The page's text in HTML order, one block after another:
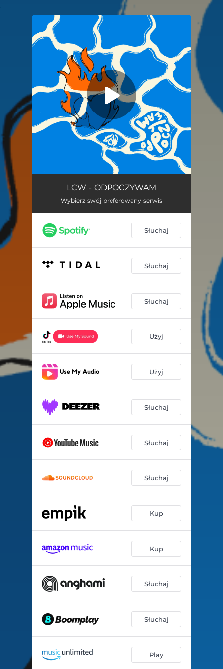
You're all set!
OdpoczywamLCW - ODPOCZYWAM
Wybierz swój preferowany serwis
Słuchaj
Słuchaj
Słuchaj
Użyj
Użyj
Słuchaj
Słuchaj
Słuchaj
Kup
Kup
Słuchaj
Słuchaj
Play